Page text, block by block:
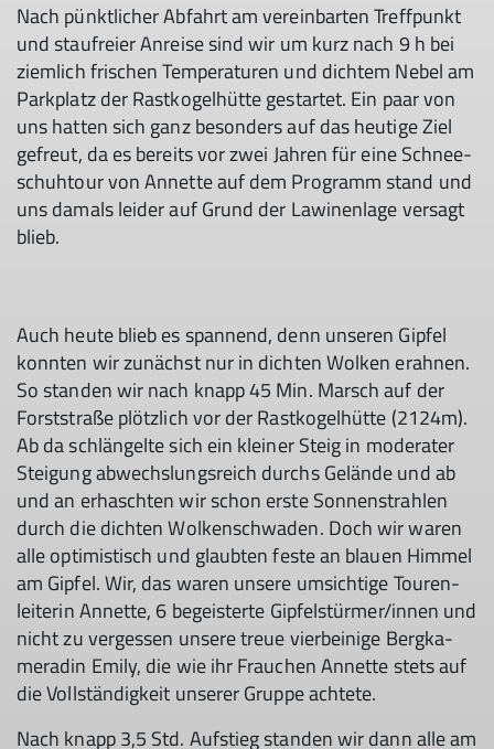
Nach pünkt­li­cher Ab­fahrt am ver­ein­bar­ten Treff­punkt
und stau­f­rei­er An­rei­se sind wir um kurz nach 9 h bei
ziem­lich fri­schen Tem­pe­ra­tu­ren und dich­tem Ne­bel am
Park­platz der Rast­ko­gel­hüt­te ge­st­ar­tet. Ein paar von
uns hat­ten sich ganz be­son­ders auf das heu­ti­ge Ziel
ge­freut, da es be­reits vor zwei Jah­ren für ei­ne Schnee­
schuhtour von An­net­te auf dem Pro­gramm stand und
uns da­mals lei­der auf Grund der La­wi­nen­la­ge ver­sagt
blieb.
Auch heu­te blieb es span­nend, denn un­se­ren Gip­fel
konn­ten wir zu­nächst nur in dich­ten Wol­ken erah­nen.
So stan­den wir nach knapp 45 Min. Marsch auf der
Forst­stra­ße plötz­lich vor der Rast­ko­gel­hüt­te (2124m).
Ab da schlän­gel­te sich ein klei­ner Steig in mo­de­ra­ter
Stei­gung ab­wechs­lungs­reich durchs Ge­län­de und ab
und an er­hasch­ten wir schon ers­te Son­nen­strah­len
durch die dich­ten Wol­ken­schwa­den. Doch wir wa­ren
al­le op­ti­mis­tisch und glaub­ten fes­te an blau­en Him­mel
am Gip­fel. Wir, das wa­ren un­se­re um­sich­ti­ge Tou­ren­
lei­te­rin An­net­te, 6 be­geis­ter­te Gip­fel­stür­mer/in­nen und
nicht zu ver­ges­sen un­se­re treue vier­bei­ni­ge Berg­ka­
me­ra­din Emi­ly, die wie ihr Frau­chen An­net­te stets auf
die Voll­stän­dig­keit un­se­rer Grup­pe ach­te­te.
Nach knapp 3,5 Std. Auf­stieg stan­den wir dann al­le am